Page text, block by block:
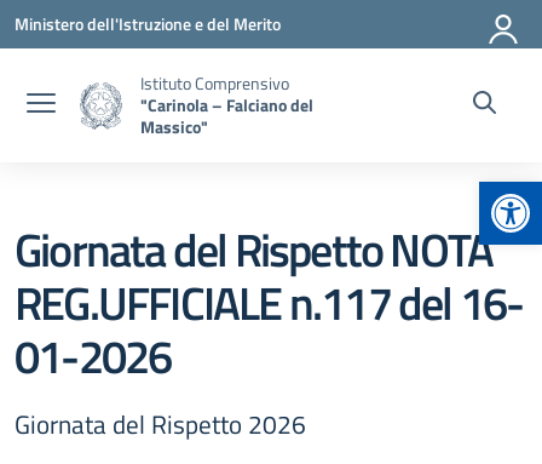
Vai ai contenuti
Vai al menu di navigazione
Vai al footer
Ministero dell'Istruzione e del Merito
Istituto Comprensivo
"Carinola – Falciano del
Massico"
Giornata del Rispetto NOTA
REG.UFFICIALE n.117 del 16-
01-2026
Giornata del Rispetto 2026